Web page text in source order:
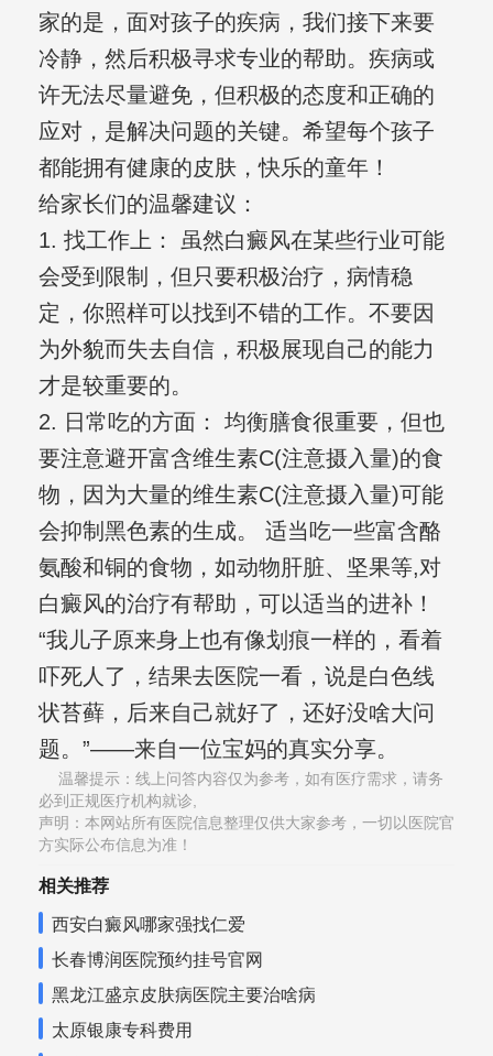
家的是，面对孩子的疾病，我们接下来要
冷静，然后积极寻求专业的帮助。疾病或
许无法尽量避免，但积极的态度和正确的
应对，是解决问题的关键。希望每个孩子
都能拥有健康的皮肤，快乐的童年！
给家长们的温馨建议：
1. 找工作上： 虽然白癜风在某些行业可能
会受到限制，但只要积极治疗，病情稳
定，你照样可以找到不错的工作。不要因
为外貌而失去自信，积极展现自己的能力
才是较重要的。
2. 日常吃的方面： 均衡膳食很重要，但也
要注意避开富含维生素C(注意摄入量)的食
物，因为大量的维生素C(注意摄入量)可能
会抑制黑色素的生成。 适当吃一些富含酪
氨酸和铜的食物，如动物肝脏、坚果等,对
白癜风的治疗有帮助，可以适当的进补！
“我儿子原来身上也有像划痕一样的，看着
吓死人了，结果去医院一看，说是白色线
状苔藓，后来自己就好了，还好没啥大问
题。”——来自一位宝妈的真实分享。
温馨提示：线上问答内容仅为参考，如有医疗需求，请务
必到正规医疗机构就诊,
声明：本网站所有医院信息整理仅供大家参考，一切以医院官
方实际公布信息为准！
相关推荐
西安白癜风哪家强找仁爱
长春博润医院预约挂号官网
黑龙江盛京皮肤病医院主要治啥病
太原银康专科费用